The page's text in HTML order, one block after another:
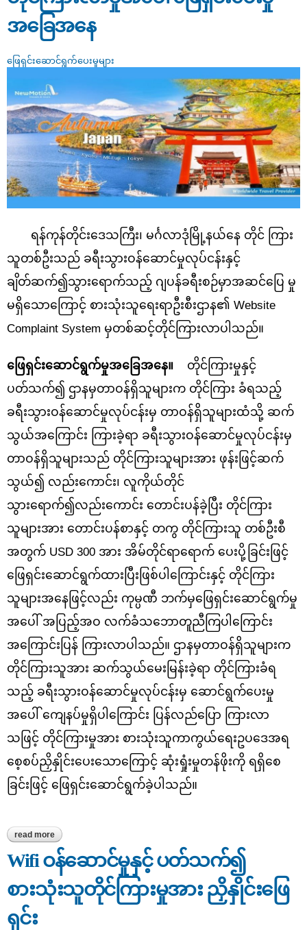
အခြေအနေ
ဖြေရှင်းဆောင်ရွက်ပေးမှုများ
ရန်ကုန်တိုင်းဒေသကြီး၊ မင်္ဂလာဒုံမြို့နယ်နေ တိုင် ကြား
သူတစ်ဦးသည် ခရီးသွားဝန်ဆောင်မှုလုပ်ငန်းနှင့်
ချိတ်ဆက်၍သွားရောက်သည့် ဂျပန်ခရီးစဉ်မှာအဆင်ပြေ မှု
မရှိသောကြောင့် စားသုံးသူရေးရာဦးစီးဌာန၏ Website
Complaint System မှတစ်ဆင့်တိုင်ကြားလာပါသည်။
ဖြေရှင်းဆောင်ရွက်မှုအခြေအနေ။ တိုင်ကြားမှုနှင့်
ပတ်သက်၍ ဌာနမှတာဝန်ရှိသူများက တိုင်ကြား ခံရသည့်
ခရီးသွားဝန်ဆောင်မှုလုပ်ငန်းမှ တာဝန်ရှိသူများထံသို့ ဆက်
သွယ်အကြောင်း ကြားခဲ့ရာ ခရီးသွားဝန်ဆောင်မှုလုပ်ငန်းမှ
တာဝန်ရှိသူများသည် တိုင်ကြားသူများအား ဖုန်းဖြင့်ဆက်
သွယ်၍ လည်းကောင်း၊ လူကိုယ်တိုင်
သွားရောက်၍လည်းကောင်း တောင်းပန်ခဲ့ပြီး တိုင်ကြား
သူများအား တောင်းပန်စာနှင့် တကွ တိုင်ကြားသူ တစ်ဦးစီ
အတွက် USD 300 အား အိမ်တိုင်ရာရောက် ပေးပို့ခြင်းဖြင့်
ဖြေရှင်းဆောင်ရွက်ထားပြီးဖြစ်ပါကြောင်းနှင့် တိုင်ကြား
သူများအနေဖြင့်လည်း ကုမ္ပဏီ ဘက်မှဖြေရှင်းဆောင်ရွက်မှု
အပေါ် အပြည့်အဝ လက်ခံသဘောတူညီကြပါကြောင်း
အကြောင်းပြန် ကြားလာပါသည်။ ဌာနမှတာဝန်ရှိသူများက
တိုင်ကြားသူအား ဆက်သွယ်မေးမြန်းခဲ့ရာ တိုင်ကြားခံရ
သည့် ခရီးသွားဝန်ဆောင်မှုလုပ်ငန်းမှ ဆောင်ရွက်ပေးမှု
အပေါ် ကျေနပ်မှုရှိပါကြောင်း ပြန်လည်ပြော ကြားလာ
သဖြင့် တိုင်ကြားမှုအား စားသုံးသူကာကွယ်ရေးဥပဒေအရ
စေ့စပ်ညှိနှိုင်းပေးသောကြောင့် ဆုံးရှုံးမှုတန်ဖိုးကို ရရှိစေ
ခြင်းဖြင့် ဖြေရှင်းဆောင်ရွက်ခဲ့ပါသည်။
read more about ခရီးသွားဝန်ဆောင်မှုနှင့်ပတ်သက်၍ တိုင်ကြားလာမှုအပေါ် ဖြေရှင်း
ပေးမှုအခြေအနေ
Wifi ဝန်ဆောင်မှုနှင့် ပတ်သက်၍
စားသုံးသူတိုင်ကြားမှုအား ညှိနှိုင်းဖြေ
ရှင်း